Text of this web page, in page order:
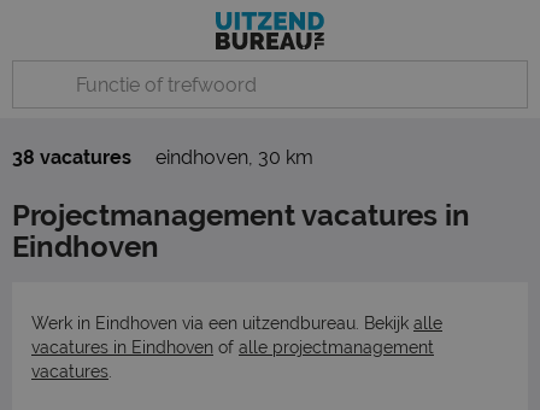
38 vacatures eindhoven, 30 km
Projectmanagement vacatures in
Eindhoven
Werk in Eindhoven via een uitzendbureau. Bekijk alle
vacatures in Eindhoven of alle projectmanagement
vacatures